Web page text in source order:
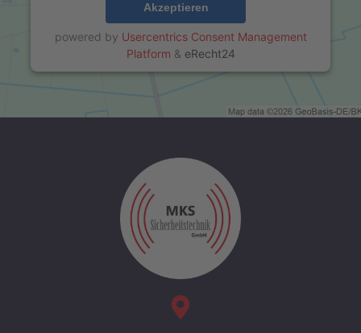
Akzeptieren
powered by Usercentrics Consent Management
Platform & eRecht24